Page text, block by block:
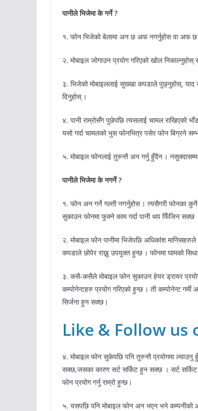
पानीले भिजेमा के गर्ने ?
१. फोन भिजेको बेलामा अन छ अफ नगर्नुहोस वा अफ
२. मोबाइल जोगाउन प्रयोग गरिएको खोल निकाल्नुहोस्
३. भिजेको मोबाइललाई सुख्खा कपडाले पुछ्नुहोस्, याद
दिनुहोस् ।
४. पानी राम्रोसँग पुछेपछि त्यसलाई चामल राखिएको
यसो गर्दा चामलको भुस फोनभित्र पसेर फोन बिग्रने
५. मोबाइल फोनलाई तुरुन्तै अन गर्नु हुँदैन ।
पानीले भिजेमा के नगर्ने ?
१. फोन अन गर्ने गल्ती नगर्नुहोस । त्यसैगरी फोनका
सुकाउन फोनमा फुक्ने काम गर्दा पानी थप फिँजिन सक्छ
२. मोबाइल फोन पानीमा भिजेपछि अधिकांश
कपडाले छोपेर राख्नु उपयुक्त हुन्छ । फोनमा घामको
३. कसै-कसैले मोबाइल फोन सुकाउन हेयर ड्रायर
कम्पोनेन्टहरु प्रयोग गरिएको हुन्छ । ती कम्पोनेन्ट
सिर्जना हुन सक्छ।
Like & Follow us
४. मोबाइल फोन सुकेपछि पनि तुरुन्तै प्रयोगमा ल्याउनु
सक्छ,जसका कारण सर्ट सर्किट हुन सक्छ । सर्ट
फोन प्रयोग गर्नु राम्रो हुन्छ।
५. यसपछि पनि मोबाइल फोन अन भएन भने कम्पनीको